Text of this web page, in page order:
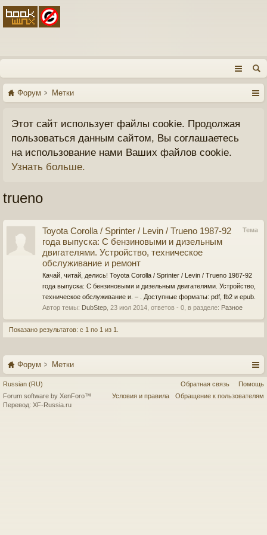
Форум Метки
Этот сайт использует файлы cookie. Продолжая
пользоваться данным сайтом, Вы соглашаетесь
на использование нами Ваших файлов cookie.
Узнать больше.
trueno
Тема
Toyota Corolla / Sprinter / Levin / Trueno 1987-92
года выпуска: С бензиновыми и дизельным
двигателями. Устройство, техническое
обслуживание и ремонт
Качай, читай, делись! Toyota Corolla / Sprinter / Levin / Trueno 1987-92
года выпуска: С бензиновыми и дизельным двигателями. Устройство,
техническое обслуживание и. – . Доступные форматы: pdf, fb2 и epub.
Автор темы: DubStep 23 июл 2014 , ответов - 0, в разделе: Разное
Показано результатов: с 1 по 1 из 1.
Форум Метки
Russian (RU) Обратная связь
Помощь
Условия и правила
Обращение к пользователям
Forum software by XenForo™
Перевод: XF-Russia.ru